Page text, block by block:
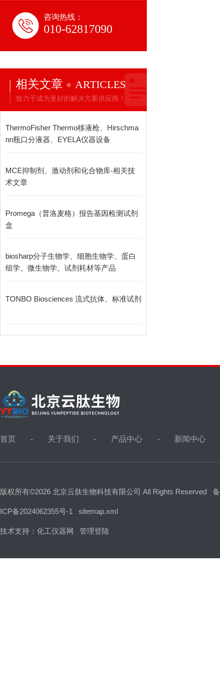
咨询热线：
010-62817090
相关文章 ARTICLES
致力于成为更好的解决方案供应商！
ThermoFisher Thermo移液枪、Hirschma
nn瓶口分液器、EYELA仪器设备
MCE抑制剂、激动剂和化合物库-相关技
术文章
Promega（普洛麦格）报告基因检测试剂
盒
biosharp分子生物学、细胞生物学、蛋白
组学、微生物学、试剂耗材等产品
TONBO Biosciences 流式抗体、标准试剂
首页 关于我们 产品中心 新闻中心
版权所有©2026 北京云肽生物科技有限公司 All Rights Reserved
ICP备2024062355号-1 sitemap.xml
技术支持： 化工仪器网 管理登陆